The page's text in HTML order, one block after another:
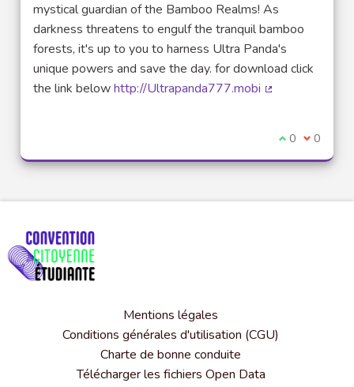
mystical guardian of the Bamboo Realms! As
darkness threatens to engulf the tranquil bamboo
forests, it's up to you to harness Ultra Panda's
unique powers and save the day. for download click
the link belowhttp://Ultrapanda777.mobi
Je suis
0 Je ne
0
Mentions légales
Conditions générales d'utilisation (CGU)
Charte de bonne conduite
Télécharger les fichiers Open Data